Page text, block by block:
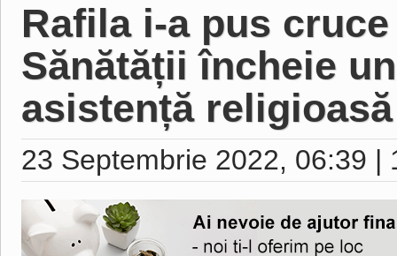
Rafila i-a pus
Sănătății încheie
asistență
23 Septembrie 2022, 06:39 |